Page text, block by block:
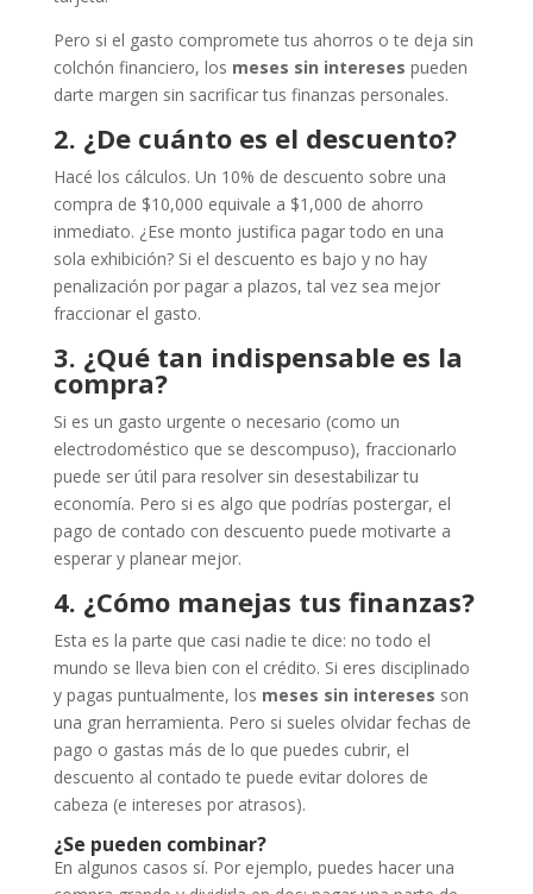
Pero si el gasto compromete tus ahorros o te deja sin
colchón financiero, los meses sin intereses pueden
darte margen sin sacrificar tus finanzas personales.
2. ¿De cuánto es el descuento?
Hacé los cálculos. Un 10% de descuento sobre una
compra de $10,000 equivale a $1,000 de ahorro
inmediato. ¿Ese monto justifica pagar todo en una
sola exhibición? Si el descuento es bajo y no hay
penalización por pagar a plazos, tal vez sea mejor
fraccionar el gasto.
3. ¿Qué tan indispensable es la
compra?
Si es un gasto urgente o necesario (como un
electrodoméstico que se descompuso), fraccionarlo
puede ser útil para resolver sin desestabilizar tu
economía. Pero si es algo que podrías postergar, el
pago de contado con descuento puede motivarte a
esperar y planear mejor.
4. ¿Cómo manejas tus finanzas?
Esta es la parte que casi nadie te dice: no todo el
mundo se lleva bien con el crédito. Si eres disciplinado
y pagas puntualmente, los meses sin intereses son
una gran herramienta. Pero si sueles olvidar fechas de
pago o gastas más de lo que puedes cubrir, el
descuento al contado te puede evitar dolores de
cabeza (e intereses por atrasos).
¿Se pueden combinar?
En algunos casos sí. Por ejemplo, puedes hacer una